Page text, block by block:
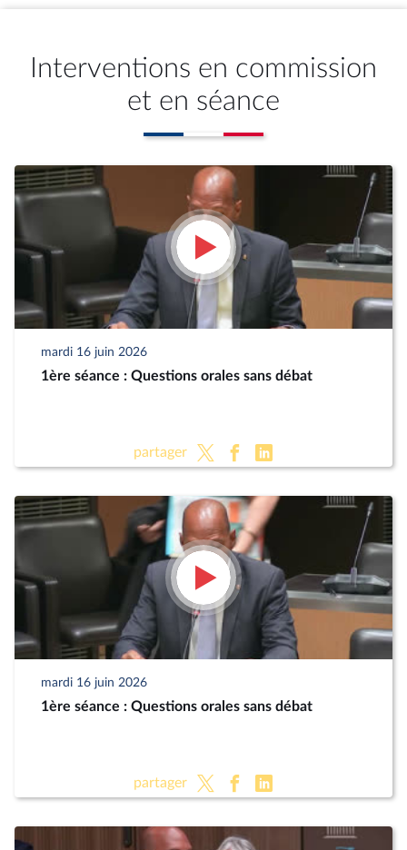
Interventions en commission
et en séance
mardi 16 juin 2026
1ère séance : Questions orales sans débat
partager
mardi 16 juin 2026
1ère séance : Questions orales sans débat
partager